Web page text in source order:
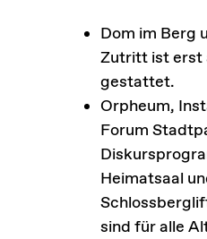
Dom im Berg
Zutritt ist erst
gestattet.
Orpheum,
Forum
Heimatsaal
sind für alle